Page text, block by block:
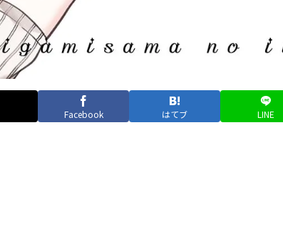
Facebook はてブ LINE